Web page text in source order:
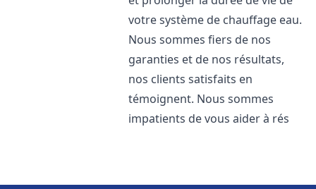
votre système de chauffage eau.
Nous sommes fiers de nos
garanties et de nos résultats,
nos clients satisfaits en
témoignent. Nous sommes
impatients de vous aider à rés